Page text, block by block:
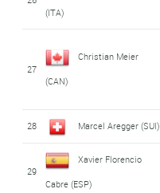
(ITA)
27
Christian Meier
(CAN)
28 Marcel Aregger (SUI)
29
Xavier Florencio
Cabre (ESP)